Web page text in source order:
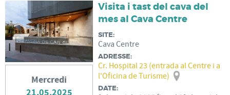
Mercredi
Visita i tast del cava del
mes al Cava Centre
SITE:
Cava Centre
ADRESSE:
Cr. Hospital 23 (entrada al Centre i a
l'Oficina de Turisme)
DATE: